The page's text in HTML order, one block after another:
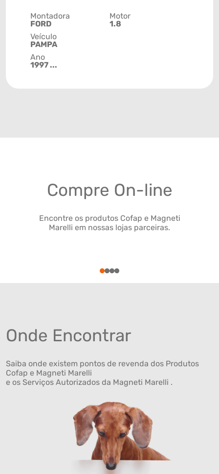
Montadora
FORD
Veículo
PAMPA
Ano
1997 ...
Motor
1.8
Compre On-line
Encontre os produtos Cofap e Magneti
Marelli em nossas lojas parceiras.
1234
Onde Encontrar
Saiba onde existem pontos de revenda dos Produtos
Cofap e Magneti Marelli
e os Serviços Autorizados da Magneti Marelli .